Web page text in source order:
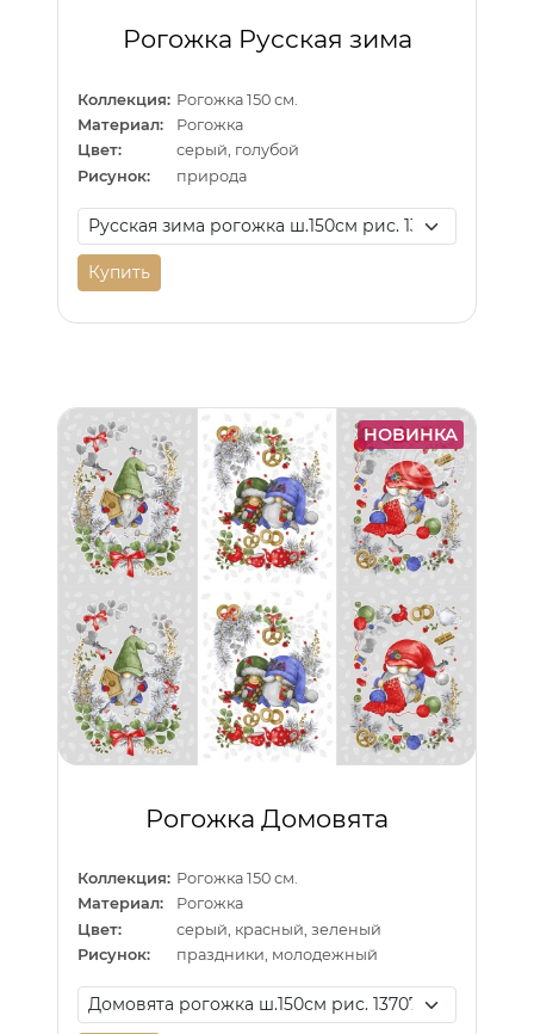
Рогожка Русская зима
Коллекция: Рогожка 150 см.
Материал:
Рогожка
Цвет:
серый, голубой
Рисунок:
природа
Купить
НОВИНКА
Рогожка Домовята
Коллекция: Рогожка 150 см.
Материал:
Рогожка
Цвет:
серый, красный, зеленый
Рисунок:
праздники, молодежный